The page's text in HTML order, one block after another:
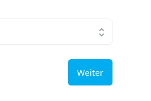
Weiter